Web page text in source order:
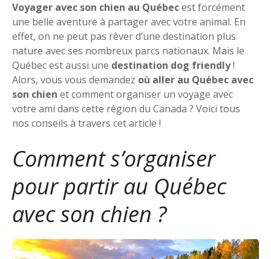
Voyager avec son chien au Québecest forcément
une belle aventure à partager avec votre animal. En
effet, on ne peut pas rêver d’une destination plus
nature avec ses nombreux parcs nationaux. Mais le
Québec est aussi une destination dog friendly!
Alors, vous vous demandez où aller au Québec avec
son chien et comment organiser un voyage avec
votre ami dans cette région du Canada ? Voici tous
nos conseils à travers cet article !
Comment s’organiser
pour partir au Québec
avec son chien ?